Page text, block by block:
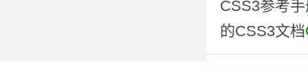
CSS3参考
的CSS3文档